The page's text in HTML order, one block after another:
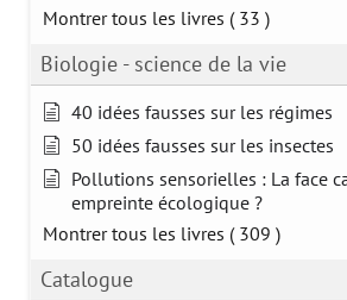
Montrer tous les livres ( 33 )
Biologie - science de la vie
40 idées fausses sur les régimes
50 idées fausses sur les insectes
Pollutions sensorielles : La face
empreinte écologique ?
Montrer tous les livres ( 309 )
Catalogue